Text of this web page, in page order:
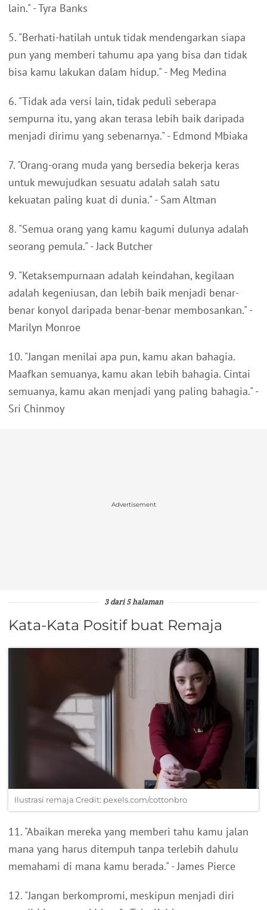
lain." - Tyra Banks
5. "Berhati-hatilah untuk tidak mendengarkan siapa
pun yang memberi tahumu apa yang bisa dan tidak
bisa kamu lakukan dalam hidup." - Meg Medina
6. "Tidak ada versi lain, tidak peduli seberapa
sempurna itu, yang akan terasa lebih baik daripada
menjadi dirimu yang sebenarnya." - Edmond Mbiaka
7. "Orang-orang muda yang bersedia bekerja keras
untuk mewujudkan sesuatu adalah salah satu
kekuatan paling kuat di dunia." - Sam Altman
8. "Semua orang yang kamu kagumi dulunya adalah
seorang pemula." - Jack Butcher
9. "Ketaksempurnaan adalah keindahan, kegilaan
adalah kegeniusan, dan lebih baik menjadi benar-
benar konyol daripada benar-benar membosankan." -
Marilyn Monroe
10. "Jangan menilai apa pun, kamu akan bahagia.
Maafkan semuanya, kamu akan lebih bahagia. Cintai
semuanya, kamu akan menjadi yang paling bahagia." -
Sri Chinmoy
Advertisement
3 dari 5 halaman
Kata-Kata Positif buat Remaja
Ilustrasi remaja Credit: pexels.com/cottonbro
11. "Abaikan mereka yang memberi tahu kamu jalan
mana yang harus ditempuh tanpa terlebih dahulu
memahami di mana kamu berada." - James Pierce
12. "Jangan berkompromi, meskipun menjadi diri